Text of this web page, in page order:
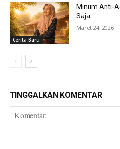
Cerita Baru
Minum Anti-
Saja
Maret 24, 2026
TINGGALKAN KOMENTAR